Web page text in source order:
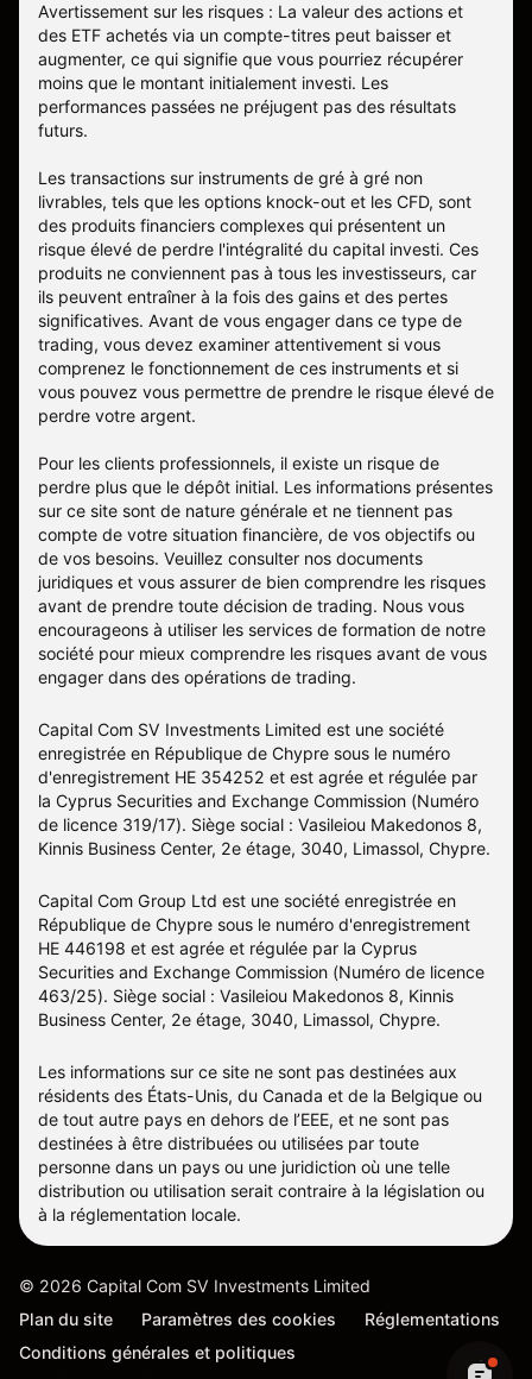
Avertissement sur les risques : La valeur des actions et
des ETF achetés via un compte-titres peut baisser et
augmenter, ce qui signifie que vous pourriez récupérer
moins que le montant initialement investi. Les
performances passées ne préjugent pas des résultats
futurs.
Les transactions sur instruments de gré à gré non
livrables, tels que les options knock-out et les CFD, sont
des produits financiers complexes qui présentent un
risque élevé de perdre l'intégralité du capital investi. Ces
produits ne conviennent pas à tous les investisseurs, car
ils peuvent entraîner à la fois des gains et des pertes
significatives. Avant de vous engager dans ce type de
trading, vous devez examiner attentivement si vous
comprenez le fonctionnement de ces instruments et si
vous pouvez vous permettre de prendre le risque élevé de
perdre votre argent.
Pour les clients professionnels, il existe un risque de
perdre plus que le dépôt initial. Les informations présentes
sur ce site sont de nature générale et ne tiennent pas
compte de votre situation financière, de vos objectifs ou
de vos besoins. Veuillez consulter nos documents
juridiques et vous assurer de bien comprendre les risques
avant de prendre toute décision de trading. Nous vous
encourageons à utiliser les services de formation de notre
société pour mieux comprendre les risques avant de vous
engager dans des opérations de trading.
Capital Com SV Investments Limited est une société
enregistrée en République de Chypre sous le numéro
d'enregistrement HE 354252 et est agrée et régulée par
la Cyprus Securities and Exchange Commission (Numéro
de licence 319/17). Siège social : Vasileiou Makedonos 8,
Kinnis Business Center, 2e étage, 3040, Limassol, Chypre.
Capital Com Group Ltd est une société enregistrée en
République de Chypre sous le numéro d'enregistrement
ΗΕ 446198 et est agrée et régulée par la Cyprus
Securities and Exchange Commission (Numéro de licence
463/25). Siège social : Vasileiou Makedonos 8, Kinnis
Business Center, 2e étage, 3040, Limassol, Chypre.
Les informations sur ce site ne sont pas destinées aux
résidents des États-Unis, du Canada et de la Belgique ou
de tout autre pays en dehors de l’EEE, et ne sont pas
destinées à être distribuées ou utilisées par toute
personne dans un pays ou une juridiction où une telle
distribution ou utilisation serait contraire à la législation ou
à la réglementation locale.
© 2026 Capital Com SV Investments Limited
Plan du site
Paramètres des cookies
Réglementations
Conditions générales et politiques